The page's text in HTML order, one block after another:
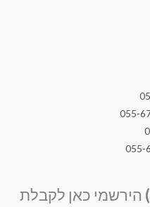
הירשמי כאן לקבלת